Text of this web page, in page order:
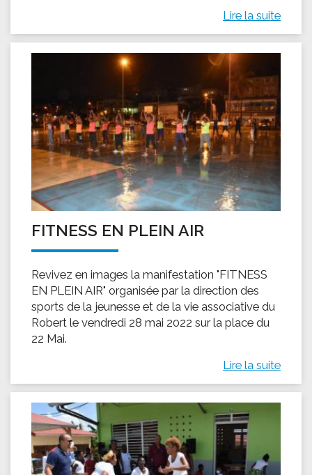
Lire la suite
FITNESS EN PLEIN AIR
Revivez en images la manifestation "FITNESS
EN PLEIN AIR" organisée par la direction des
sports de la jeunesse et de la vie associative du
Robert le vendredi 28 mai 2022 sur la place du
22 Mai.
Lire la suite